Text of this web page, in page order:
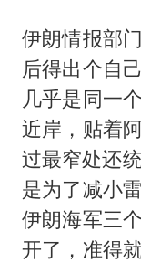
伊朗情报部
后得出个自
几乎是同一
近岸，贴着
过最窄处还
是为了减小
伊朗海军三
开了，准得